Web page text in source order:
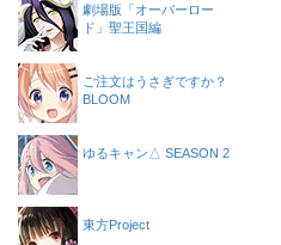
劇場版「オーバーロー
ド」聖王国編
ご注文はうさぎですか？
BLOOM
ゆるキャン△ SEASON 2
東方Project